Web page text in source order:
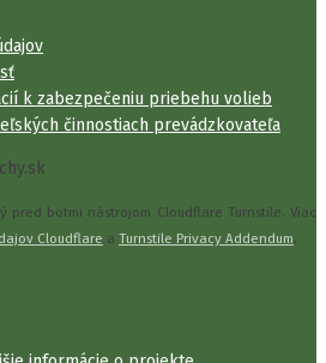
k zabezpečeniu priebehu volieb
činnostiach prevádzkovateľa
pred botmi nástrojom Cloudflare Turnstile. Viac
Cloudflare a Turnstile Privacy Addendum.